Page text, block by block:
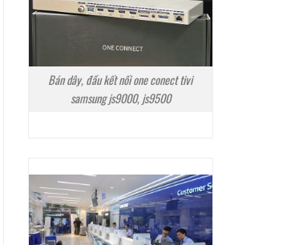
Bán dây, đầu kết nối one conect tivi
samsung js9000, js9500